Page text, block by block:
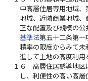
中高層住居専用地域
地域、近隣商業地域
正な配置及び規模の
基準法第五十二条第一
積率の限度からみて
進して土地の高度利用
１６
高層住居誘導地
し、利便性の高い高